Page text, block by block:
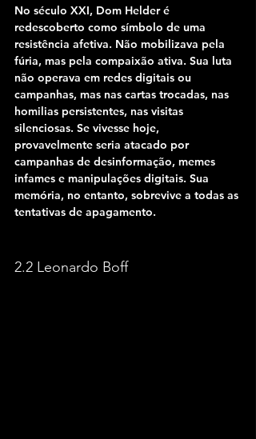
No século XXI, Dom Helder é
redescoberto como símbolo de uma
resistência afetiva. Não mobilizava pela
fúria, mas pela compaixão ativa. Sua luta
não operava em redes digitais ou
campanhas, mas nas cartas trocadas, nas
homilias persistentes, nas visitas
silenciosas. Se vivesse hoje,
provavelmente seria atacado por
campanhas de desinformação, memes
infames e manipulações digitais. Sua
memória, no entanto, sobrevive a todas as
tentativas de apagamento.
2.2 Leonardo Boff